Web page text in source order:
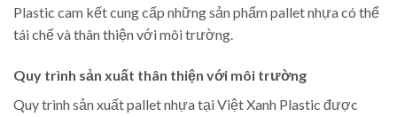
Plastic cam kết cung cấp những sản phẩm pallet nhựa có thể
tái chế và thân thiện với môi trường.
Quy trình sản xuất thân thiện với môi trường
Quy trình sản xuất pallet nhựa tại Việt Xanh Plastic được